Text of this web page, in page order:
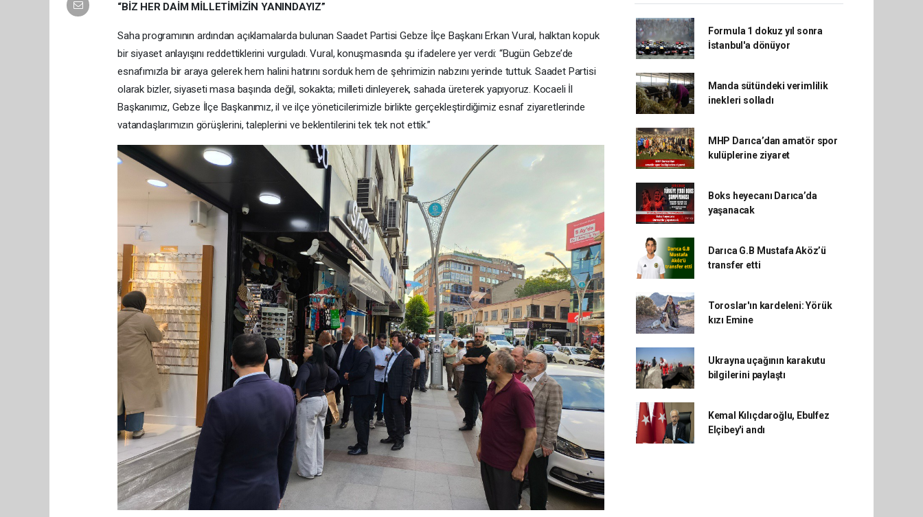
“BİZ HER DAİM MİLLETİMİZİN YANINDAYIZ”
Saha programının ardından açıklamalarda bulunan Saadet Partisi Gebze İlçe Başkanı Erkan Vural, halktan kopuk
bir siyaset anlayışını reddettiklerini vurguladı. Vural, konuşmasında şu ifadelere yer verdi: “Bugün Gebze’de
esnafımızla bir araya gelerek hem halini hatırını sorduk hem de şehrimizin nabzını yerinde tuttuk. Saadet Partisi
olarak bizler, siyaseti masa başında değil, sokakta; milleti dinleyerek, sahada üreterek yapıyoruz. Kocaeli İl
Başkanımız, Gebze İlçe Başkanımız, il ve ilçe yöneticilerimizle birlikte gerçekleştirdiğimiz esnaf ziyaretlerinde
vatandaşlarımızın görüşlerini, taleplerini ve beklentilerini tek tek not ettik.”
Formula 1 dokuz yıl sonra
İstanbul'a dönüyor
Manda sütündeki verimlilik
inekleri solladı
MHP Darıca’dan amatör spor
kulüplerine ziyaret
Boks heyecanı Darıca’da
yaşanacak
Darıca G.B Mustafa Aköz’ü
transfer etti
Toroslar'ın kardeleni: Yörük
kızı Emine
Ukrayna uçağının karakutu
bilgilerini paylaştı
Kemal Kılıçdaroğlu, Ebulfez
Elçibey'i andı